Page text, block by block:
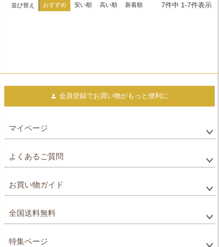
並び替え おすすめ 安い順 高い順 新着順 7件中 1-7件表示
会員登録でお買い物がもっと便利に
マイページ
よくあるご質問
お買い物ガイド
全国送料無料
特集ページ